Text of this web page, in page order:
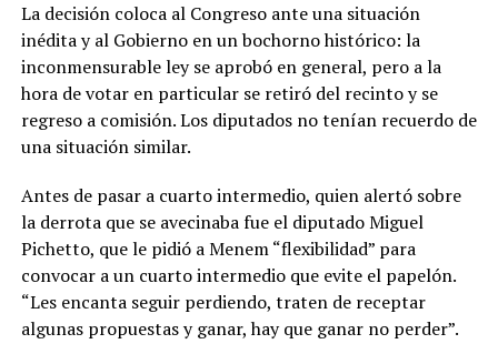
La decisión coloca al Congreso ante una situación
inédita y al Gobierno en un bochorno histórico: la
inconmensurable ley se aprobó en general, pero a la
hora de votar en particular se retiró del recinto y se
regreso a comisión. Los diputados no tenían recuerdo de
una situación similar.
Antes de pasar a cuarto intermedio, quien alertó sobre
la derrota que se avecinaba fue el diputado Miguel
Pichetto, que le pidió a Menem “flexibilidad” para
convocar a un cuarto intermedio que evite el papelón.
“Les encanta seguir perdiendo, traten de receptar
algunas propuestas y ganar, hay que ganar no perder”.